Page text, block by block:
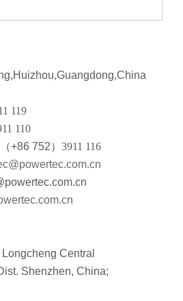
119
110
+86 752） 3911 116
Central
Shenzhen, China;